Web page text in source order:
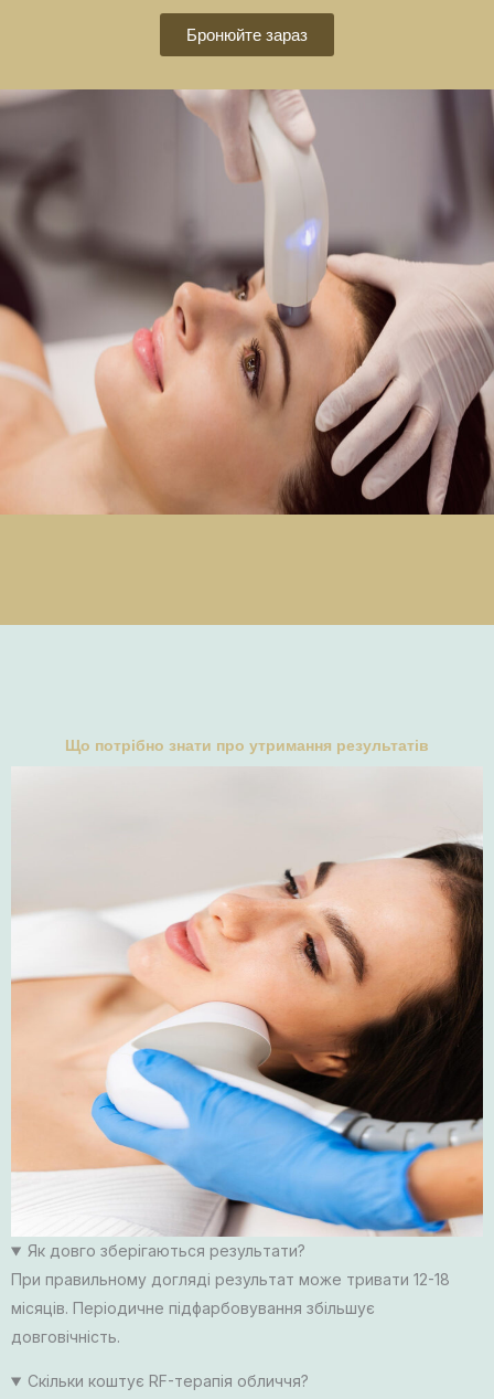
Бронюйте зараз
Що потрібно знати про утримання результатів
Як довго зберігаються результати?
При правильному догляді результат може тривати 12-18
місяців. Періодичне підфарбовування збільшує
довговічність.
Скільки коштує RF-терапія обличчя?